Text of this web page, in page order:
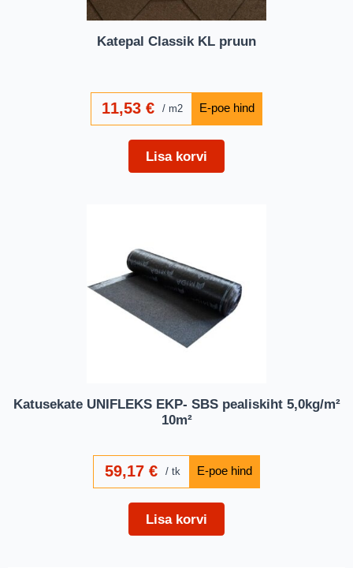
Katepal Classik KL pruun
11,53€ m2
Lisa korvi
Katusekate UNIFLEKS EKP- SBS pealiskiht 5,0kg/m²
10m²
59,17 € tk
Lisa korvi